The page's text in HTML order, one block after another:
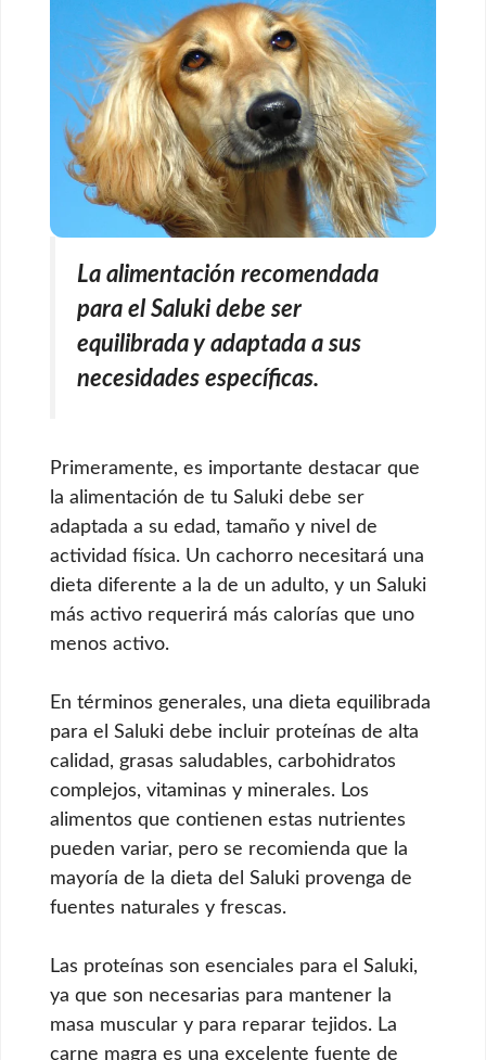
La alimentación recomendada
para el Saluki debe ser
equilibrada y adaptada a sus
necesidades específicas.
Primeramente, es importante destacar que
la alimentación de tu Saluki debe ser
adaptada a su edad, tamaño y nivel de
actividad física. Un cachorro necesitará una
dieta diferente a la de un adulto, y un Saluki
más activo requerirá más calorías que uno
menos activo.
En términos generales, una dieta equilibrada
para el Saluki debe incluir proteínas de alta
calidad, grasas saludables, carbohidratos
complejos, vitaminas y minerales. Los
alimentos que contienen estas nutrientes
pueden variar, pero se recomienda que la
mayoría de la dieta del Saluki provenga de
fuentes naturales y frescas.
Las proteínas son esenciales para el Saluki,
ya que son necesarias para mantener la
masa muscular y para reparar tejidos. La
carne magra es una excelente fuente de